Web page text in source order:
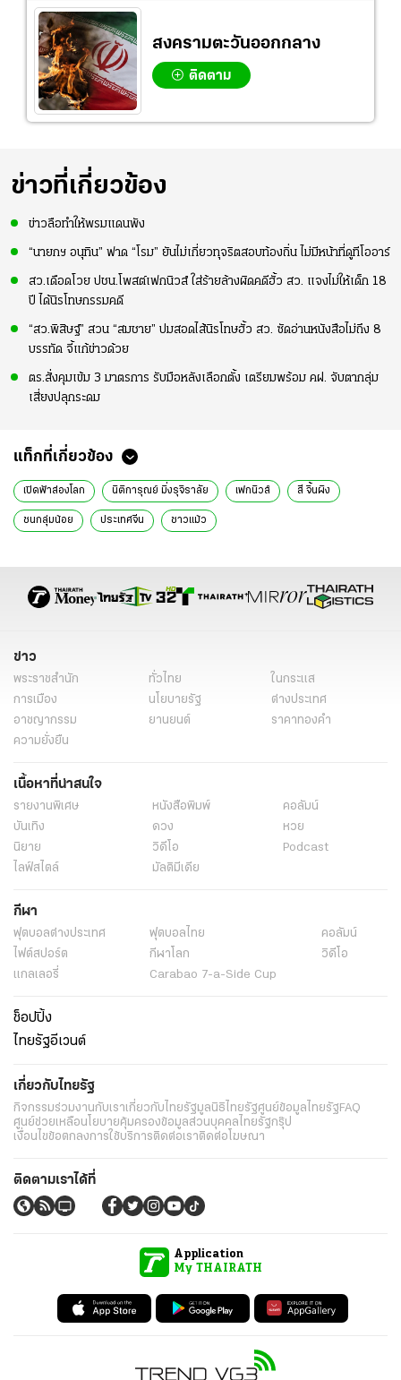
สงครามตะวันออกกลาง
ติดตาม
ข่าวที่เกี่ยวข้อง
ข่าวลือทำให้พรมแดนพัง
“นายกฯ อนุทิน” ฟาด “โรม” ยันไม่เกี่ยวทุจริตสอบท้องถิ่น ไม่มีหน้าที่ดูทีโออาร์
สว.เดือดโวย ปชน.โพสต์เฟกนิวส์ ใส่ร้ายล้างผิดคดีฮั้ว สว. แจงไม่ให้เด็ก 18
ปี ได้นิรโทษกรรมคดี
“สว.พิสิษฐ์” สวน “สมชาย” ปมสอดไส้นิรโทษฮั้ว สว. ซัดอ่านหนังสือไม่ถึง 8
บรรทัด จี้แก้ข่าวด้วย
ตร.สั่งคุมเข้ม 3 มาตรการ รับมือหลังเลือกตั้ง เตรียมพร้อม คฝ. จับตากลุ่ม
เสี่ยงปลุกระดม
แท็กที่เกี่ยวข้อง
เปิดฟ้าส่องโลก นิติการุณย์ มิ่งรุจิราลัย เฟกนิวส์ สี จิ้นผิง
ชนกลุ่มน้อย ประเทศจีน ชาวแม้ว
ข่าว
พระราชสำนัก ทั่วไทย
ในกระแส
การเมือง
นโยบายรัฐ
ต่างประเทศ
อาชญากรรม
ยานยนต์
ราคาทองคำ
ความยั่งยืน
เนื้อหาที่น่าสนใจ
รายงานพิเศษ หนังสือพิมพ์
คอลัมน์
บันเทิง
ดวง
หวย
นิยาย
วิดีโอ
Podcast
ไลฟ์สไตล์
มัลติมีเดีย
กีฬา
ฟุตบอลต่่างประเทศ ฟุตบอลไทย
คอลัมน์
ไฟต์สปอร์ต
กีฬาโลก
วิดีโอ
แกลเลอรี่
Carabao 7-a-Side Cup
ช็อปปิ้ง
ไทยรัฐอีเวนต์
เกี่ยวกับไทยรัฐ
กิจกรรมร่วมงานกับเราเกี่ยวกับไทยรัฐมูลนิธิไทยรัฐศูนย์ข้อมูลไทยรัฐFAQ
ศูนย์ช่วยเหลือนโยบายคุ้มครองข้อมูลส่วนบุคคลไทยรัฐกรุ๊ป
เงื่อนไขข้อตกลงการใช้บริการติดต่อเราติดต่อโฆษณา
ติดตามเราได้ที่
Application
My THAIRATH